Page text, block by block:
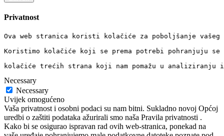
Privatnost
Ova web stranica koristi kolačiće za poboljšanje
Koristimo kolačiće koji se prema potrebi pohranjuju
kolačiće trećih strana koji nam pomažu u
Necessary
Necessary
Uvijek omogućeno
Vaša privatnost i osobni podaci su nam bitni. Sukladno novoj Općoj
uredbi o zaštiti podataka ažurirali smo naša Pravila privatnosti .
Kako bi se osigurao ispravan rad ovih web-stranica, ponekad na